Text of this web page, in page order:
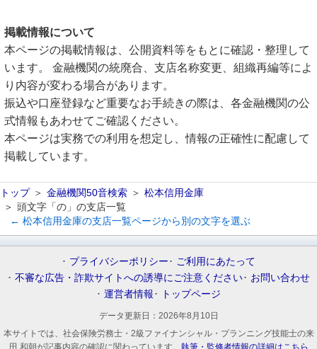
掲載情報について
本ページの掲載情報は、公開資料等をもとに確認・整理して
います。 金融機関の統廃合、支店名称変更、組織再編等によ
り内容が変わる場合があります。
振込や口座登録など重要なお手続きの際は、各金融機関の公
式情報もあわせてご確認ください。
本ページは実務での利用を想定し、情報の正確性に配慮して
掲載しています。
トップ 金融機関50音検索
松本信用金庫
頭文字「の」の支店一覧
← 松本信用金庫の支店一覧ページから別の文字を選ぶ
プライバシーポリシー
ご利用にあたって
不審な広告・詐欺サイトへの誘導にご注意ください
お問い合わせ
運営者情報
トップページ
データ更新日： 2026年8月10日
本サイトでは、社会保険労務士・2級ファイナンシャル・プランニング技能士の来
田 和朝が記事内容の確認に関わっています。 執筆・監修者情報の詳細はこちら